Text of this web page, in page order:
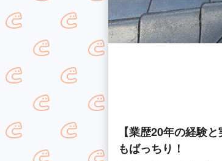
【業歴20年の経験
もばっちり！